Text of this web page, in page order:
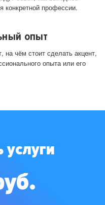
конкретной профессии.
опыт
на чём стоит сделать акцент,
опыта или его
услуги